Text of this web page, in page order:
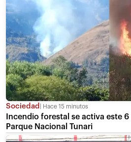
Sociedad Hace 15 minutos
Incendio forestal se activa este 6
Parque Nacional Tunari